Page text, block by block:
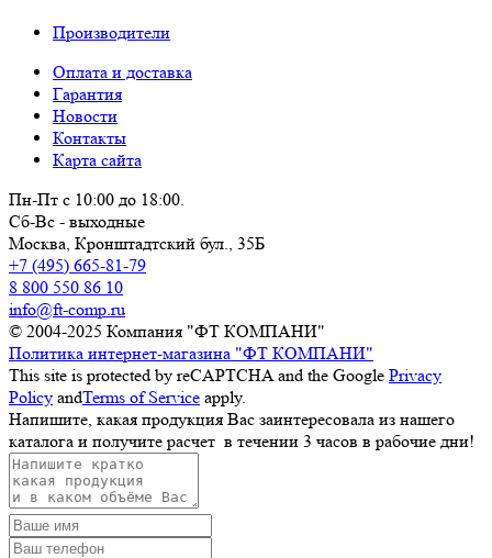
Производители
Оплата и доставка
Гарантия
Новости
Контакты
Карта сайта
Пн-Пт с 10:00 до 18:00.
Сб-Вс - выходные
Москва, Кронштадтский бул., 35Б
+7 (495) 665-81-79
8 800 550 86 10
info@ft-comp.ru
© 2004-2025 Компания "ФТ КОМПАНИ"
Политика интернет-магазина "ФТ КОМПАНИ"
This site is protected by reCAPTCHA and the Google Privacy
Policy andTerms of Service apply.
Напишите, какая продукция Вас заинтересовала из нашего
каталога и получите расчет в течении 3 часов в рабочие дни!